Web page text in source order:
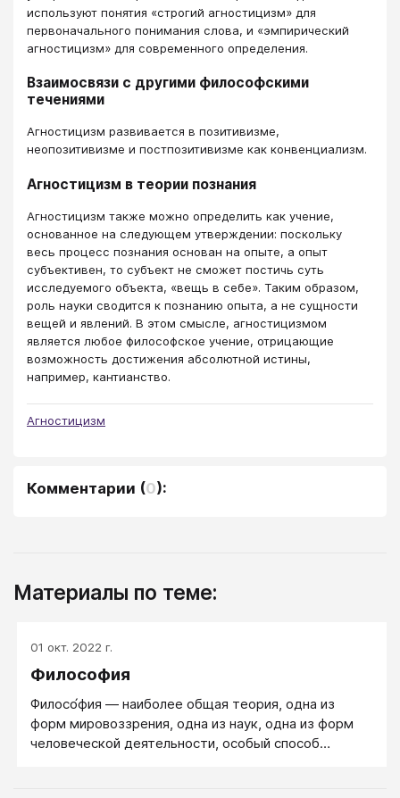
используют понятия «строгий агностицизм» для
первоначального понимания слова, и «эмпирический
агностицизм» для современного определения.
Взаимосвязи с другими философскими
течениями
Агностицизм развивается в позитивизме,
неопозитивизме и постпозитивизме как конвенциализм.
Агностицизм в теории познания
Агностицизм также можно определить как учение,
основанное на следующем утверждении: поскольку
весь процесс познания основан на опыте, а опыт
субъективен, то субъект не сможет постичь суть
исследуемого объекта, «вещь в себе». Таким образом,
роль науки сводится к познанию опыта, а не сущности
вещей и явлений. В этом смысле, агностицизмом
является любое философское учение, отрицающие
возможность достижения абсолютной истины,
например, кантианство.
Агностицизм
Комментарии (0):
Материалы по теме:
01 окт. 2022 г.
Философия
Филосо́фия ― наиболее общая теория, одна из
форм мировоззрения, одна из наук, одна из форм
человеческой деятельности, особый способ